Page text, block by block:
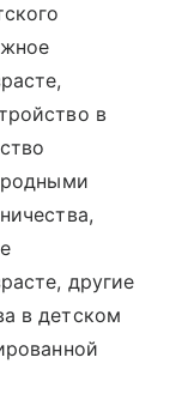
в
родными
другие
в детском